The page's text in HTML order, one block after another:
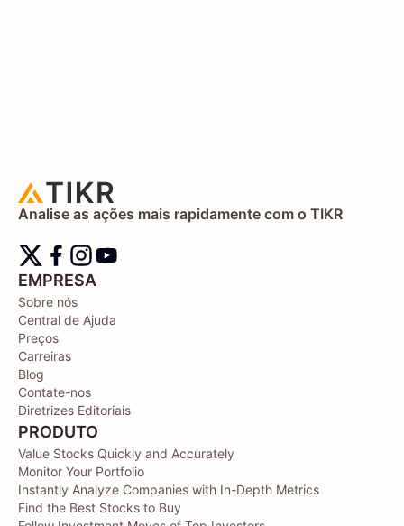
Analise as ações mais rapidamente com o TIKR
EMPRESA
Sobre nós
Central de Ajuda
Preços
Carreiras
Blog
Contate-nos
Diretrizes Editoriais
PRODUTO
Value Stocks Quickly and Accurately
Monitor Your Portfolio
Instantly Analyze Companies with In-Depth Metrics
Find the Best Stocks to Buy